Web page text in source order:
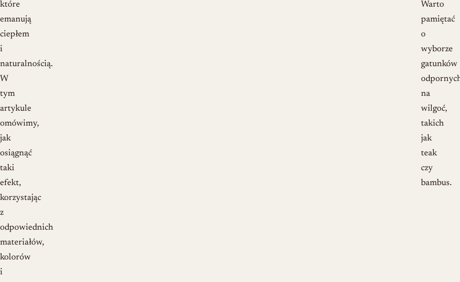
które
emanują
ciepłem
i
naturalnością.
W
tym
artykule
omówimy,
jak
osiągnąć
taki
efekt,
korzystając
z
odpowiednich
materiałów,
kolorów
i
Warto
pamiętać
o
wyborze
gatunków
na
wilgoć,
takich
jak
teak
czy
bambus.